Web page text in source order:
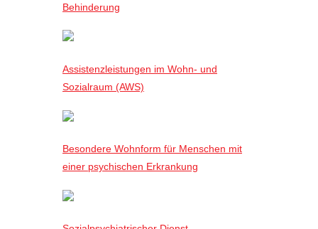
Behinderung
Assistenzleistungen im Wohn- und
Sozialraum (AWS)
Besondere Wohnform für Menschen mit
einer psychischen Erkrankung